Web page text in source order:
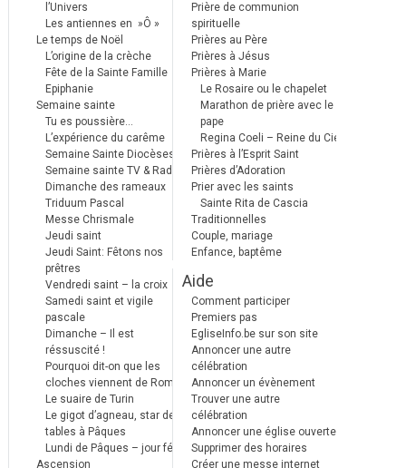
l’Univers
Les antiennes en »Ô »
Le temps de Noël
L’origine de la crèche
Fête de la Sainte Famille
Epiphanie
Semaine sainte
Tu es poussière…
L’expérience du carême
Semaine Sainte Diocèses
Semaine sainte TV & Radio
Dimanche des rameaux
Triduum Pascal
Messe Chrismale
Jeudi saint
Jeudi Saint: Fêtons nos
prêtres
Vendredi saint – la croix
Samedi saint et vigile
pascale
Dimanche – Il est
réssuscité !
Pourquoi dit-on que les
cloches viennent de Rome ?
Le suaire de Turin
Le gigot d’agneau, star des
tables à Pâques
Lundi de Pâques – jour férié
Ascension
Prière de communion
spirituelle
Prières au Père
Prières à Jésus
Prières à Marie
Le Rosaire ou le chapelet
Marathon de prière avec le
pape
Regina Coeli – Reine du Ciel
Prières à l’Esprit Saint
Prières d’Adoration
Prier avec les saints
Sainte Rita de Cascia
Traditionnelles
Couple, mariage
Enfance, baptême
Aide
Comment participer
Premiers pas
EgliseInfo.be sur son site
Annoncer une autre
célébration
Annoncer un évènement
Trouver une autre
célébration
Annoncer une église ouverte
Supprimer des horaires
Créer une messe internet